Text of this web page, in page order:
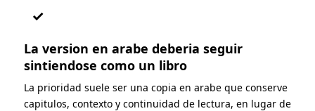
✓
La version en arabe deberia seguir
sintiendose como un libro
La prioridad suele ser una copia en arabe que conserve
capitulos, contexto y continuidad de lectura, en lugar de